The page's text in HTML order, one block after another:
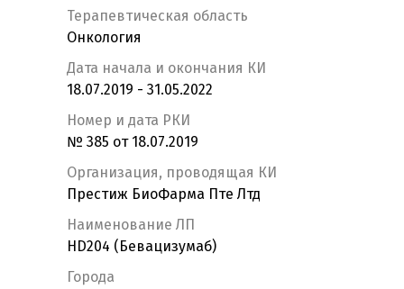
Терапевтическая область
Онкология
Дата начала и окончания КИ
18.07.2019 - 31.05.2022
Номер и дата РКИ
№ 385 от 18.07.2019
Организация, проводящая КИ
Престиж БиоФарма Пте Лтд
Наименование ЛП
HD204 (Бевацизумаб)
Города